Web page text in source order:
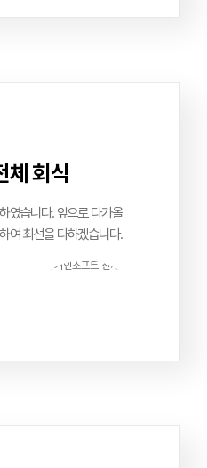
체 회식
였습니다. 앞으로 다가올
여 최선을 다하겠습니다.